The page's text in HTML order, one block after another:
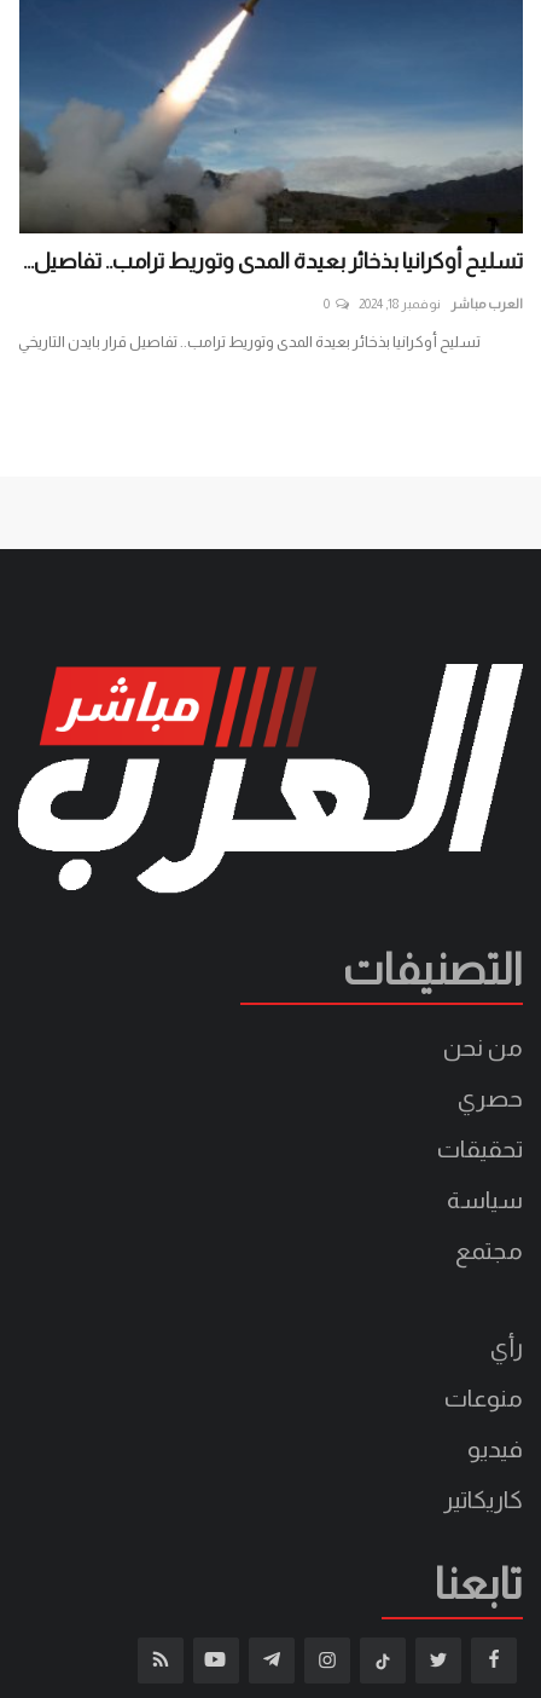
تسليح أوكرانيا بذخائر بعيدة المدى وتوريط ترامب.. تفاصيل...
العرب مباشر نوفمبر 18, 2024 0
تسليح أوكرانيا بذخائر بعيدة المدى وتوريط ترامب.. تفاصيل قرار بايدن التاريخي
التصنيفات
من نحن
حصري
تحقيقات
سياسة
مجتمع
رأي
منوعات
فيديو
كاريكاتير
تابعنا